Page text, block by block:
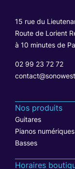
15 rue du
Route de Lorient
à 10 minutes de
02 99 23 72 72
Nos produits
Guitares
Pianos numériques
Basses
Horaires